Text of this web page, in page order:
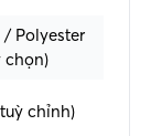
Polyester
chọn)
chỉnh)